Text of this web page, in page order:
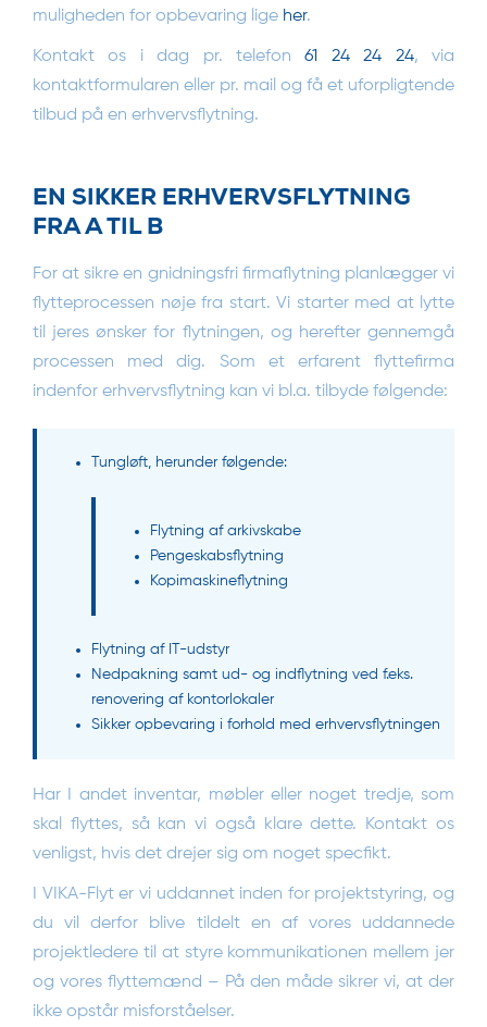
muligheden for opbevaring lige her.
Kontakt os i dag pr. telefon61 24 24 24, via
kontaktformularen eller pr. mail og få et uforpligtende
tilbud på en erhvervsflytning.
EN SIKKER ERHVERVSFLYTNING
FRA A TIL B
For at sikre en gnidningsfri firmaflytning planlægger vi
flytteprocessen nøje fra start. Vi starter med at lytte
til jeres ønsker for flytningen, og herefter gennemgå
processen med dig. Som et erfarent flyttefirma
indenfor erhvervsflytning kan vi bl.a. tilbyde følgende:
Tungløft, herunder følgende:
Flytning af arkivskabe
Pengeskabsflytning
Kopimaskineflytning
Flytning af IT-udstyr
Nedpakning samt ud- og indflytning ved f.eks.
renovering af kontorlokaler
Sikker opbevaring i forhold med erhvervsflytningen
Har I andet inventar, møbler eller noget tredje, som
skal flyttes, så kan vi også klare dette. Kontakt os
venligst, hvis det drejer sig om noget specfikt.
I VIKA-Flyt er vi uddannet inden for projektstyring, og
du vil derfor blive tildelt en af vores uddannede
projektledere til at styre kommunikationen mellem jer
og vores flyttemænd – På den måde sikrer vi, at der
ikke opstår misforståelser.